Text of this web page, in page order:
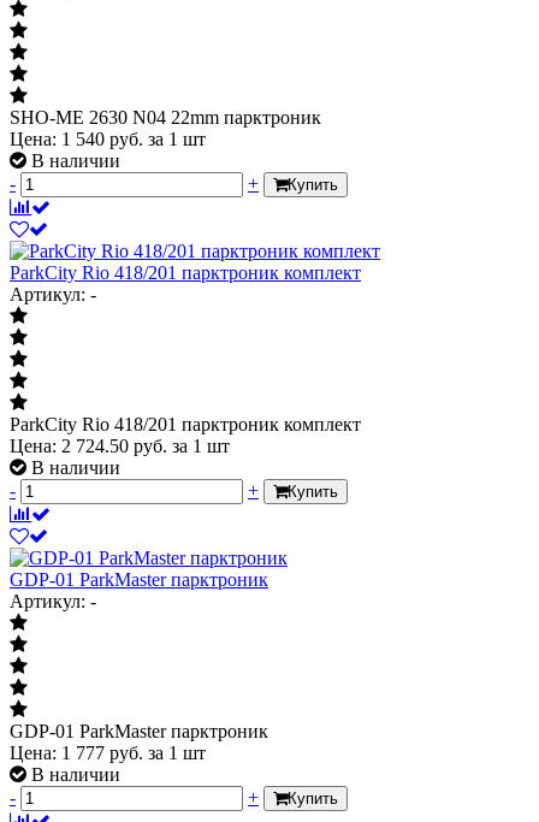
SHO-ME 2630 N04 22mm парктроник
Цена: 1 540 руб. за 1 шт
В наличии
-
+ Купить
ParkCity Rio 418/201 парктроник комплект
Артикул: -
ParkCity Rio 418/201 парктроник комплект
Цена: 2 724.50 руб. за 1 шт
В наличии
-
+ Купить
GDP-01 ParkMaster парктроник
Артикул: -
GDP-01 ParkMaster парктроник
Цена: 1 777 руб. за 1 шт
В наличии
-
+ Купить